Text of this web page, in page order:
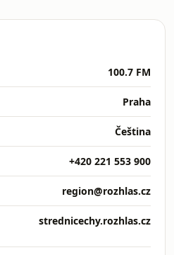
100.7 FM
Praha
Čeština
+420 221 553 900
region@rozhlas.cz
strednicechy.rozhlas.cz